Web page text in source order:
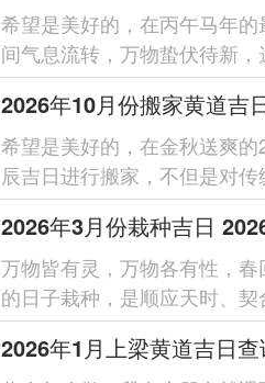
希望是美好的，在丙午马年
间气息流转，万物蛰伏待新
仅能顺应天时更能位旅途增添
希望是美好的，在金秋送爽
辰吉日进行搬家，不但是对
新居生活谋求一份美好的寓意
2026年3月份栽种吉日
万物皆有灵，万物各有性，
的日子栽种，是顺应天时、契
月正值丙午马年仲春，阳气
2026年1月上梁黄道吉日